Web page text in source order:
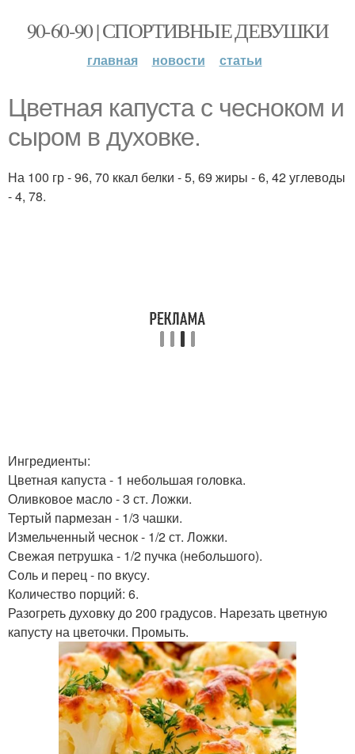
90-60-90 | СПОРТИВНЫЕ ДЕВУШКИ
главная новости статьи
Цветная капуста с чесноком и
сыром в духовке.
На 100 гр - 96, 70 ккал белки - 5, 69 жиры - 6, 42 углеводы
- 4, 78.
Ингредиенты:
Цветная капуста - 1 небольшая головка.
Оливковое масло - 3 ст. Ложки.
Тертый пармезан - 1/3 чашки.
Измельченный чеснок - 1/2 ст. Ложки.
Свежая петрушка - 1/2 пучка (небольшого).
Соль и перец - по вкусу.
Количество порций: 6.
Разогреть духовку до 200 градусов. Нарезать цветную
капусту на цветочки. Промыть.